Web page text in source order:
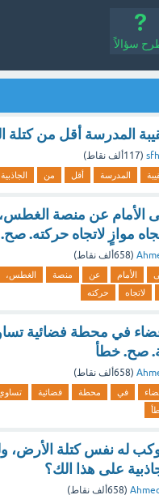
سؤالاً
المدرسة أقل من كتلة
(117ألف نقاط)
المدرسة أقل من الجاذبية
الأمام عن منصة الغطس،
موازٍ لاتجاه حركته.
(658ألف نقاط)
الأمام عن منصة الغطس،
لاتجاه حركته
فضاء في محطة فضائية
صح. خطأ
(658ألف نقاط)
في محطة فضائية
له نفس كتلة
على هذا الك؟
(658ألف نقاط)